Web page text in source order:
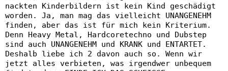
nackten Kinderbildern ist kein Kind geschädigt
worden. Ja, man mag das vielleicht UNANGENEHM
finden, aber das ist für mich kein Kriterium.
Denn Heavy Metal, Hardcoretechno und Dubstep
sind auch UNANGENEHM und KRANK und ENTARTET.
Deshalb liebe ich 2 davon auch so. Wenn wir
jetzt alles verbieten, was irgendwer unbequem